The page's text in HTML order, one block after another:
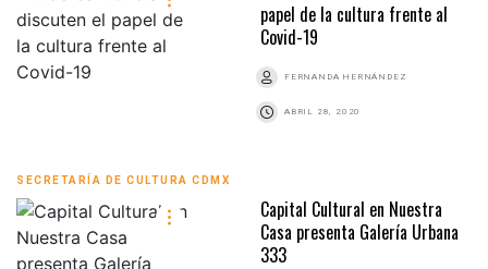
papel de la cultura frente al
Covid-19
FERNANDA HERNÁNDEZ
ABRIL 28, 2020
SECRETARÍA DE CULTURA CDMX
Capital Cultural en Nuestra
Casa presenta Galería Urbana
333